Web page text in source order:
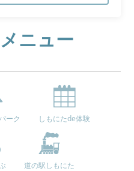
ニュー
ーク しもにたde体験
道の駅しもにた